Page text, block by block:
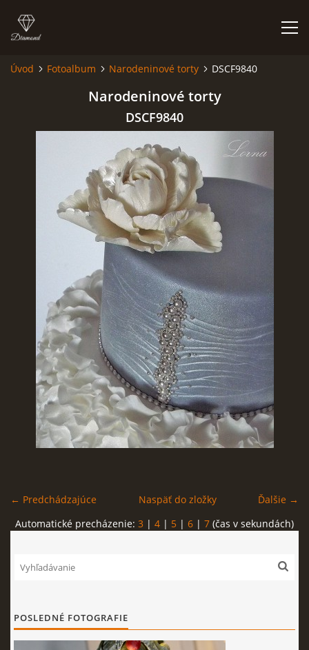
NIEČO O MNE A MOJEJ ZÁĽUBE
FÓRUM - PORADŇA
DOBRÉ RADY NIELEN PRE ZAČIATOČNÍKOV
NAJČASTEJŠIE OTÁZKY
FOTOALBUM
FOTOPOSTUPY
MARCIPÁN A INÉ POŤAHOVÉ HMOTY
OBĽÚBENÉ RECEPTY
VIDEÁ
KURZY - ŠKOLENIA
Úvod Fotoalbum Narodeninové torty DSCF9840
Narodeninové torty
DSCF9840
← Predchádzajúce Ďalšie →
Naspäť do zložky
Automatické precházenie: 3 | 4 | 5 | 6 | 7 (čas v sekundách)
POSLEDNÉ FOTOGRAFIE